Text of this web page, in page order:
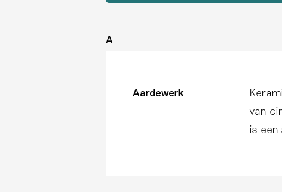
A
Aardewerk
van
is een